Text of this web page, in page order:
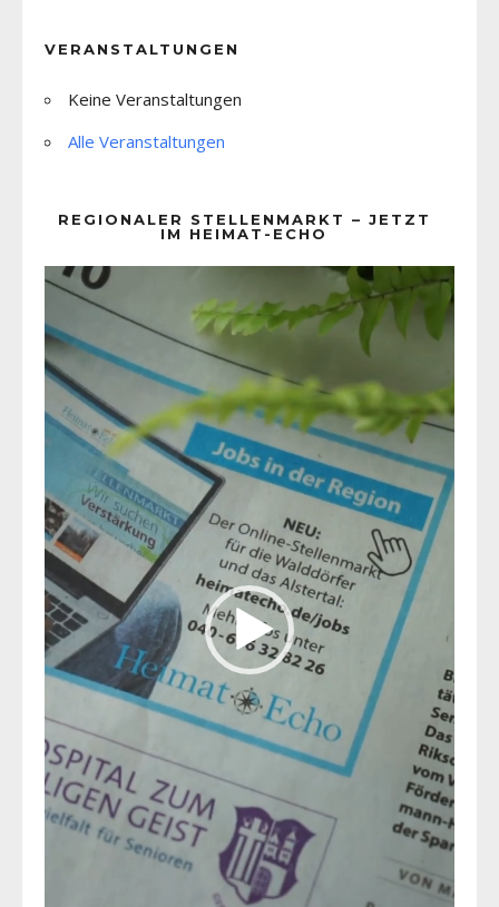
VERANSTALTUNGEN
Keine Veranstaltungen
Alle Veranstaltungen
REGIONALER STELLENMARKT – JETZT
IM HEIMAT-ECHO
Player